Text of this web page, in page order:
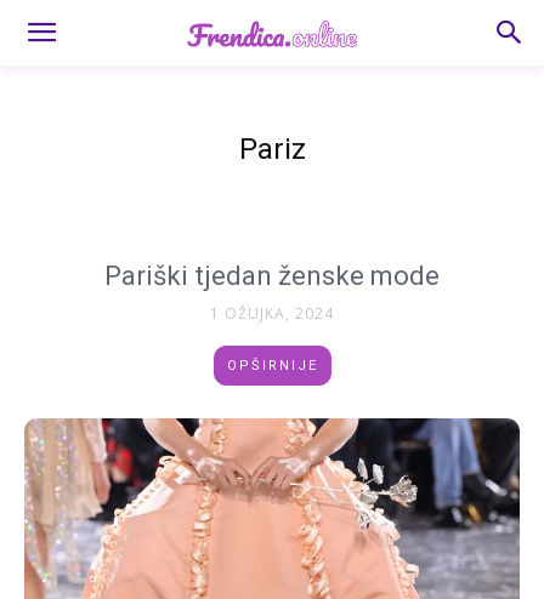
Pariz
Pariški tjedan ženske mode
1 OŽUJKA, 2024
OPŠIRNIJE